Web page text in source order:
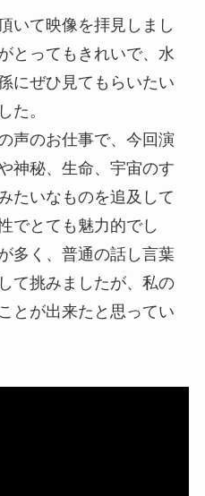
いて映像を拝見しまし
とってもきれいで、水
にぜひ見てもらいたい
た。
声のお仕事で、今回演
神秘、生命、宇宙のす
たいなものを追及して
でとても魅力的でし
多く、普通の話し言葉
て挑みましたが、私の
とが出来たと思ってい